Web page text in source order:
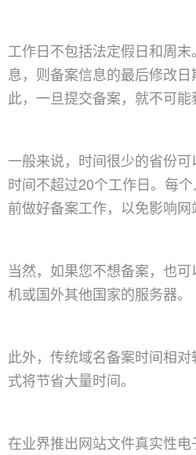
工作日不包括法定假日和周
息，则备案信息的最后修改
此，一旦提交备案，就不可能
一般来说，时间很少的省份
时间不超过20个工作日。每
前做好备案工作，以免影响网
当然，如果您不想备案，也
机或国外其他国家的服务器。
此外，传统域名备案时间相
式将节省大量时间。
在业界推出网站文件真实性